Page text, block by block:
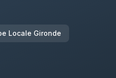
Locale Gironde